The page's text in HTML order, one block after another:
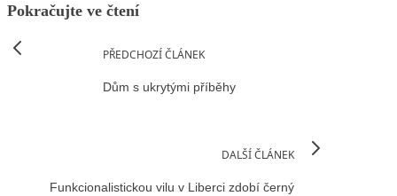
Pokračujte ve čtení
PŘEDCHOZÍ ČLÁNEK
Dům s ukrytými příběhy
DALŠÍ ČLÁNEK
Funkcionalistickou vilu v Liberci zdobí černý